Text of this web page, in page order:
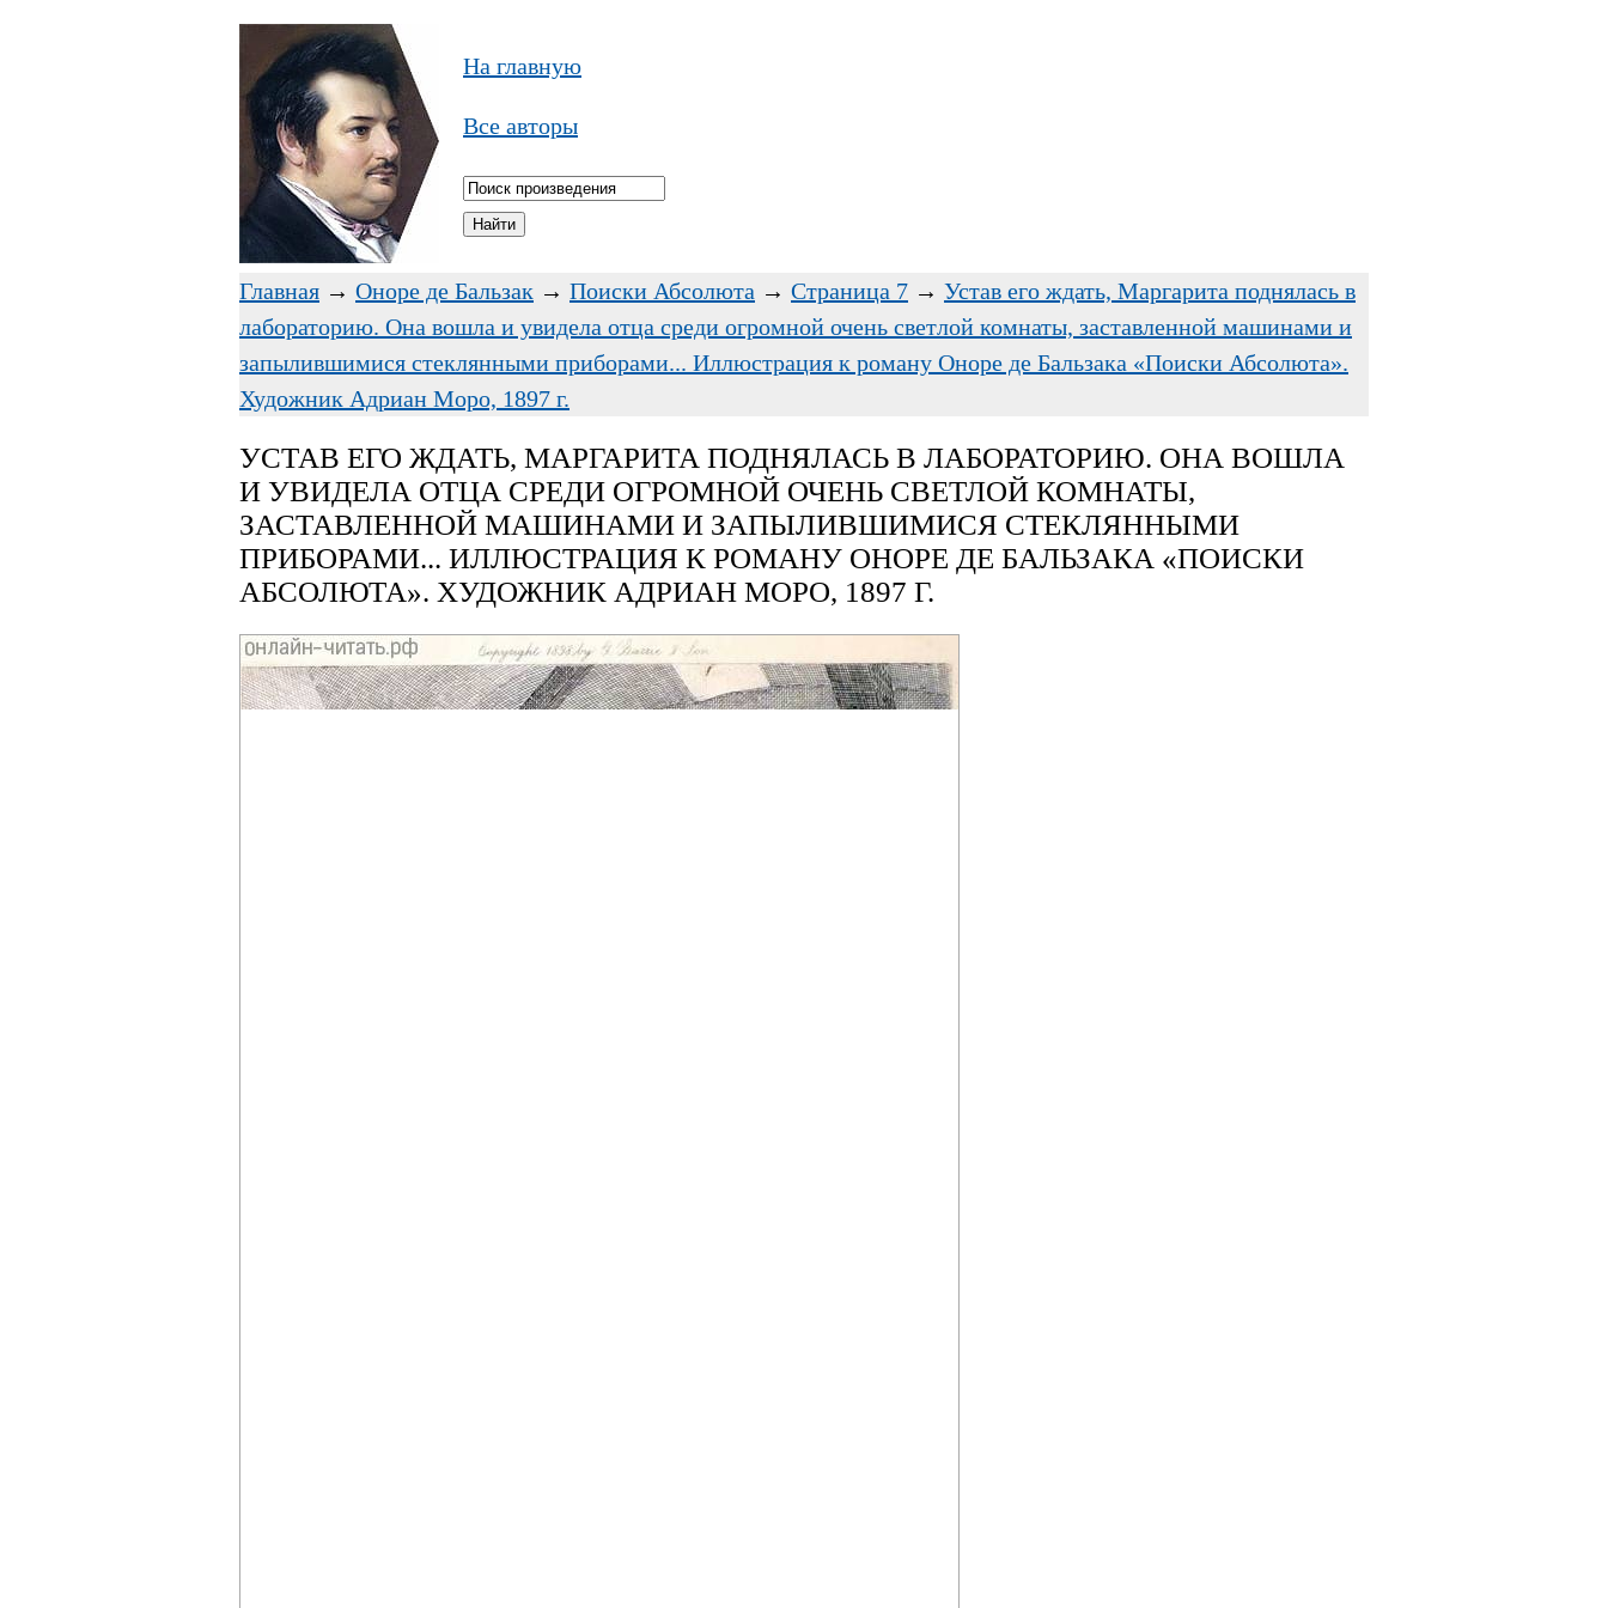
На главную
Все авторы
Главная → Оноре де Бальзак → Поиски Абсолюта → Страница 7 → Устав его ждать, Маргарита поднялась в
лабораторию. Она вошла и увидела отца среди огромной очень светлой комнаты, заставленной машинами и
запылившимися стеклянными приборами... Иллюстрация к роману Оноре де Бальзака «Поиски Абсолюта».
Художник Адриан Моро, 1897 г.
УСТАВ ЕГО ЖДАТЬ, МАРГАРИТА ПОДНЯЛАСЬ В ЛАБОРАТОРИЮ. ОНА ВОШЛА
И УВИДЕЛА ОТЦА СРЕДИ ОГРОМНОЙ ОЧЕНЬ СВЕТЛОЙ КОМНАТЫ,
ЗАСТАВЛЕННОЙ МАШИНАМИ И ЗАПЫЛИВШИМИСЯ СТЕКЛЯННЫМИ
ПРИБОРАМИ... ИЛЛЮСТРАЦИЯ К РОМАНУ ОНОРЕ ДЕ БАЛЬЗАКА «ПОИСКИ
АБСОЛЮТА». ХУДОЖНИК АДРИАН МОРО, 1897 Г.